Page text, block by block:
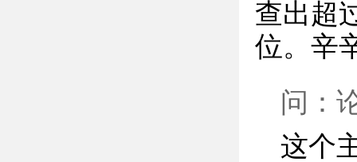
查出超
位。辛
问：
这个